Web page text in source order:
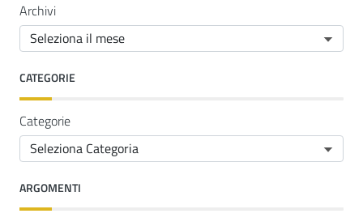
Archivi
CATEGORIE
Categorie
ARGOMENTI